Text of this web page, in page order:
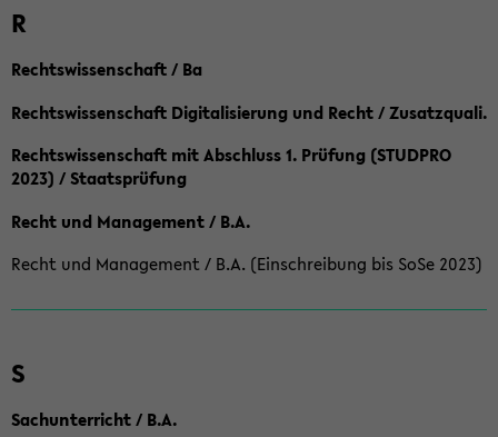
R
Rechtswissenschaft / Ba
Rechtswissenschaft Digitalisierung und Recht / Zusatzquali.
Rechtswissenschaft mit Abschluss 1. Prüfung (STUDPRO
2023) / Staatsprüfung
Recht und Management / B.A.
Recht und Management / B.A. (Einschreibung bis SoSe 2023)
S
Sachunterricht / B.A.